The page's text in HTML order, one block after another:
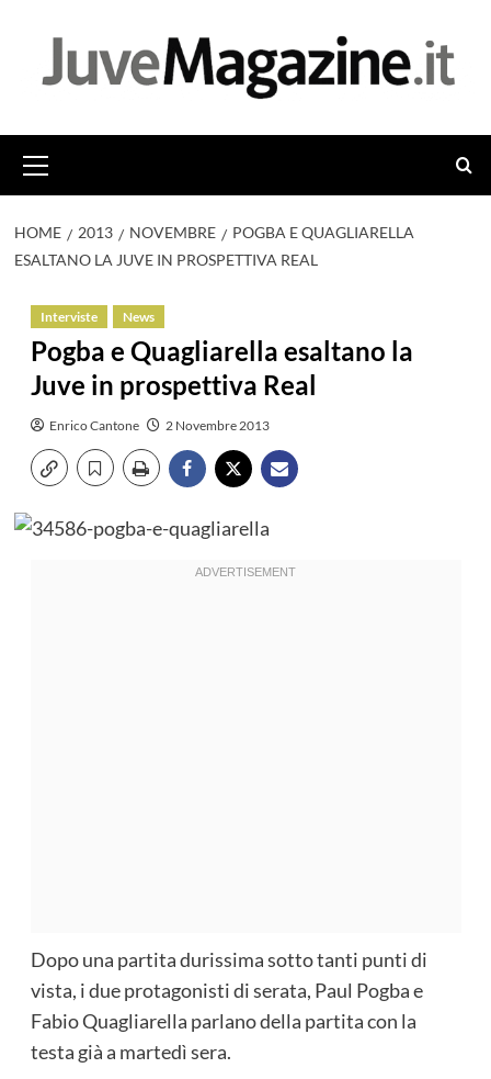
principale
HOME 2013 NOVEMBRE
POGBA E QUAGLIARELLA
ESALTANO LA JUVE IN PROSPETTIVA REAL
Interviste News
Pogba e Quagliarella esaltano la
Juve in prospettiva Real
Enrico Cantone 2 Novembre 2013
Dopo una partita durissima sotto tanti punti di
vista, i due protagonisti di serata, Paul Pogba e
Fabio Quagliarella parlano della partita con la
testa già a martedì sera.